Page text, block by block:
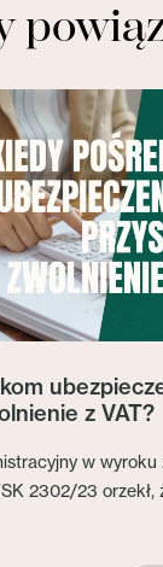
z VAT?
w wyroku
2302/23 orzekł,